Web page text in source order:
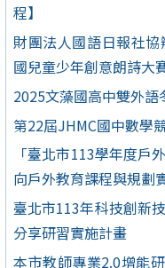
程】
財團法人國語日報社
國兒童少年創意朗詩大
2025文藻國高中雙外語
第22屆JHMC國中數學
「臺北市113學年度
向戶外教育課程與規劃
臺北市113年科技創新
分享研習實施計畫
本市教師專業2.0增能